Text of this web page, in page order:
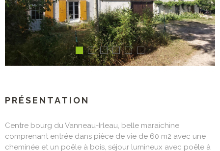
PRÉSENTATION
Centre bourg du Vanneau-Irleau, belle maraichine
comprenant entrée dans pièce de vie de 60 m2 avec une
cheminée et un poêle à bois, séjour lumineux avec poêle à